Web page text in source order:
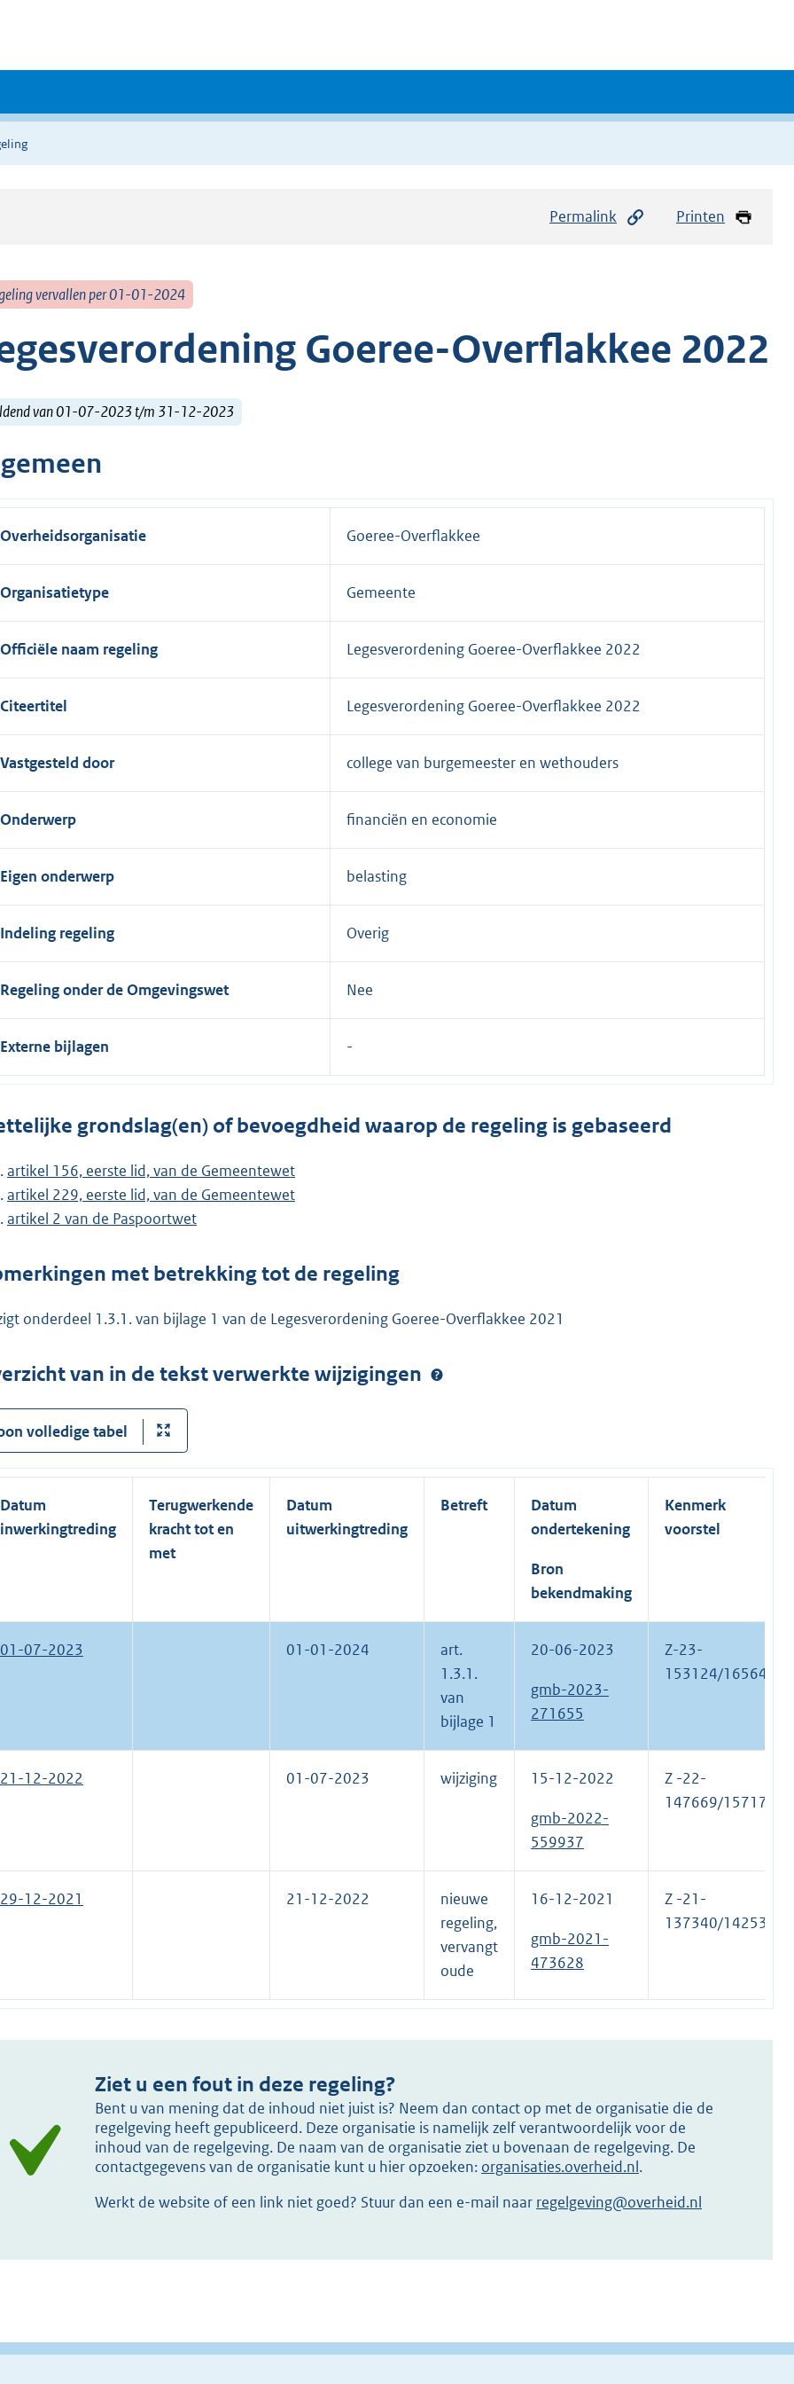
Permalink Printen
vervallen per 01-01-2024
Goeree-Overflakkee 2022
van 01-07-2023 t/m 31-12-2023
Overheidsorganisatie Goeree-Overflakkee
Organisatietype Gemeente
Officiële naam regeling Legesverordening Goeree-Overflakkee 2022
Citeertitel Legesverordening Goeree-Overflakkee 2022
Vastgesteld door college van burgemeester en wethouders
Onderwerp financiën en economie
Eigen onderwerp belasting
Indeling regeling Overig
Regeling onder de Omgevingswet Nee
Externe bijlagen
grondslag(en) of bevoegdheid waarop de regeling is gebaseerd
artikel 156, eerste lid, van de Gemeentewet
artikel 229, eerste lid, van de Gemeentewet
artikel 2 van de Paspoortwet
met betrekking tot de regeling
onderdeel 1.3.1. van bijlage 1 van de Legesverordening Goeree-Overflakkee 2021
van in de tekst verwerkte wijzigingen
volledige tabel
Datum
inwerkingtreding
Terugwerkende
kracht tot en
met
Datum
uitwerkingtreding
Betreft
Datum
ondertekening
Bron
bekendmaking
Kenmerk
voorstel
01-07-2023 01-01-2024
art.
1.3.1.
van
bijlage 1
20-06-2023
gmb-2023-
271655
Z-23-
153124/165646
21-12-2022 01-07-2023 wijziging 15-12-2022
gmb-2022-
559937
Z -22-
147669/157177
29-12-2021 21-12-2022
nieuwe
regeling,
vervangt
oude
16-12-2021
gmb-2021-
473628
Z -21-
137340/142533
Ziet u een fout in deze regeling?
Bent u van mening dat de inhoud niet juist is? Neem dan contact op met de organisatie die de
regelgeving heeft gepubliceerd. Deze organisatie is namelijk zelf verantwoordelijk voor de
inhoud van de regelgeving. De naam van de organisatie ziet u bovenaan de regelgeving. De
contactgegevens van de organisatie kunt u hier opzoeken: organisaties.overheid.nl.
Werkt de website of een link niet goed? Stuur dan een e-mail naar regelgeving@overheid.nl